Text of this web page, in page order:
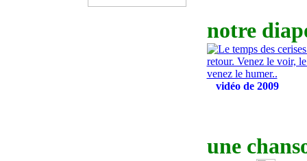
notre
vidéo de 2009
une